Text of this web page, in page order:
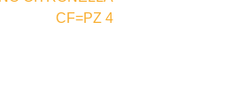
CF=PZ 4